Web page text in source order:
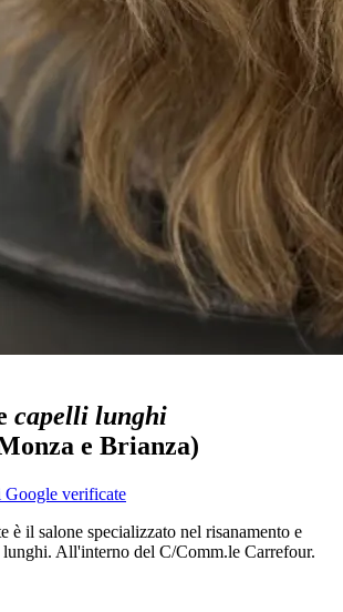
capelli lunghi
e Brianza)
Google verificate
è il salone specializzato nel risanamento e
lunghi. All'interno del C/Comm.le Carrefour.